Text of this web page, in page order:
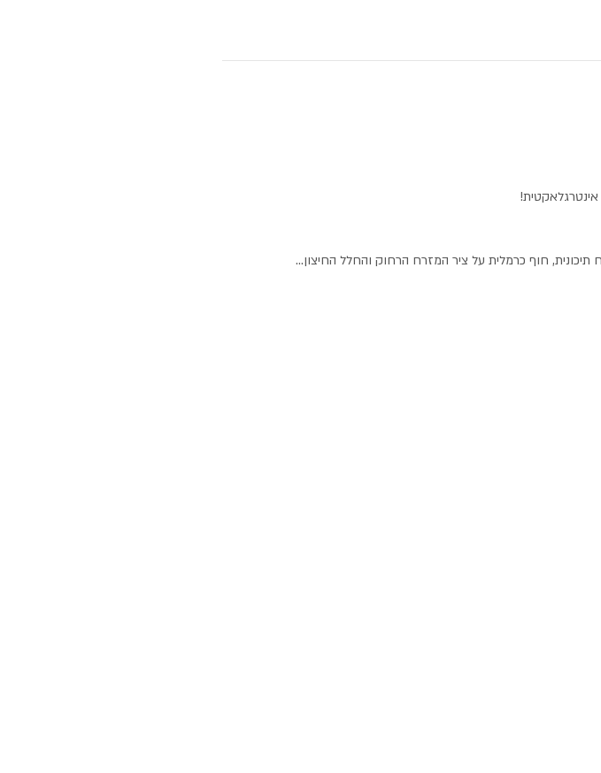
תיכונית, חוף כרמלית על ציר המזרח הרחוק והחלל החיצון...